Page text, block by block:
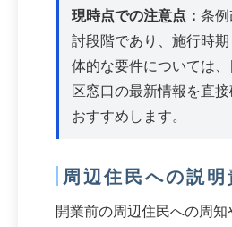
現時点での注意点： 条例
討段階であり、施行時
体的な要件については
区窓口の最新情報を直
おすすめします。
周辺住民への説
開業前の周辺住民への周知